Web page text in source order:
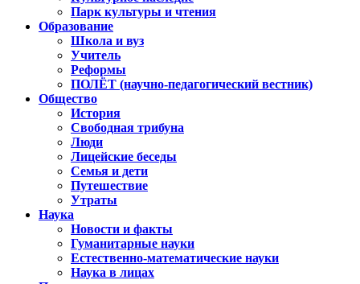
Парк культуры и чтения
Образование
Школа и вуз
Учитель
Реформы
ПОЛЁТ (научно-педагогический вестник)
Общество
История
Свободная трибуна
Люди
Лицейские беседы
Семья и дети
Путешествие
Утраты
Наука
Новости и факты
Гуманитарные науки
Естественно-математические науки
Наука в лицах